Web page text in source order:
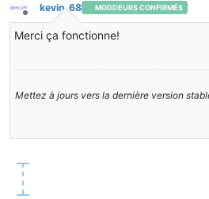
Hors-ligne
kevin_68 MODDEURS CONFIRMÉS
Merci ça fonctionne!
Mettez à jours vers la dernière version